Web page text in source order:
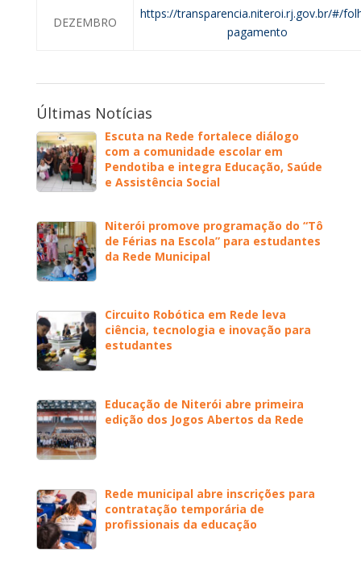
DEZEMBRO
https://transparencia.niteroi.rj.gov.br/#/
pagamento
Últimas Notícias
Escuta na Rede fortalece diálogo
com a comunidade escolar em
Pendotiba e integra Educação, Saúde
e Assistência Social
Niterói promove programação do “Tô
de Férias na Escola” para estudantes
da Rede Municipal
Circuito Robótica em Rede leva
ciência, tecnologia e inovação para
estudantes
Educação de Niterói abre primeira
edição dos Jogos Abertos da Rede
Rede municipal abre inscrições para
contratação temporária de
profissionais da educação